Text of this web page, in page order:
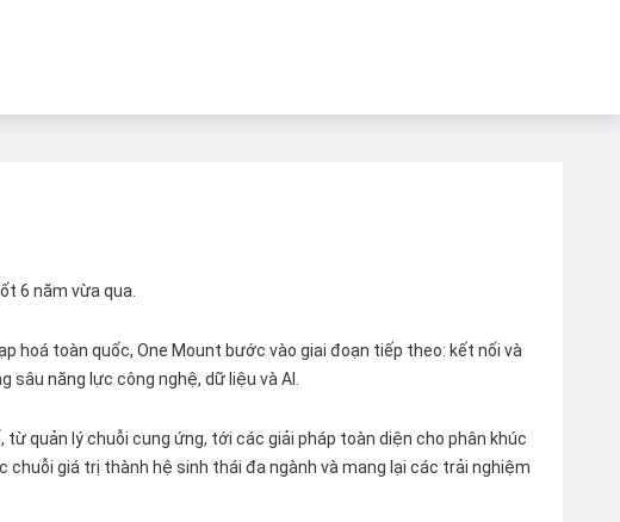
6 năm vừa qua.
hoá toàn quốc, One Mount bước vào giai đoạn tiếp theo: kết nối và
năng lực công nghệ, dữ liệu và AI.
quản lý chuỗi cung ứng, tới các giải pháp toàn diện cho phân khúc
giá trị thành hệ sinh thái đa ngành và mang lại các trải nghiệm